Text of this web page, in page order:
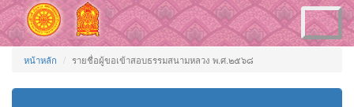
Toggle
navigation
หน้าหลัก รายชื่อผู้ขอเข้าสอบธรรมสนามหลวง พ.ศ.๒๕๖๘